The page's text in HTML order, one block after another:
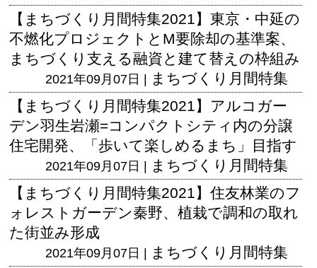
【まちづくり月間特集2021】東京・中延の
不燃化プロジェクトとM要除却の基準案、
まちづくり支える融資と建て替えの枠組み
2021年09月07日 | まちづくり月間特集
【まちづくり月間特集2021】アルコガー
デン羽生岩瀬=コンパクトシティ内の分譲
住宅開発、「歩いて楽しめるまち」目指す
2021年09月07日 | まちづくり月間特集
【まちづくり月間特集2021】住友林業のフ
ォレストガーデン秦野、植栽で調和の取れ
た街並み形成
2021年09月07日 | まちづくり月間特集